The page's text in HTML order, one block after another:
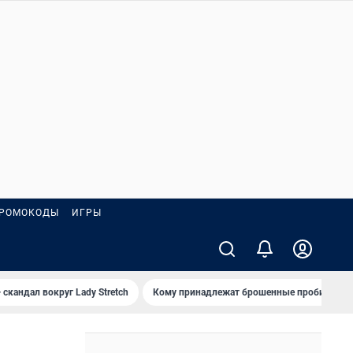
ИГРЫ
вокруг Lady Stretch Кому принадлежат брошенные пробирки?